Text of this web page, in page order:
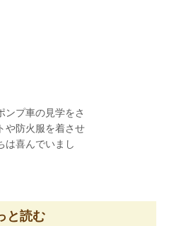
てをプレゼントし
まを、ほし組こと
に並んで座らせる
』を先生たちが運
て走ります。
ンプ車の見学をさ
や防火服を着させ
は喜んでいまし
と読む